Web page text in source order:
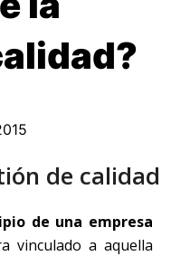
de calidad
de una empresa
vinculado a aquella